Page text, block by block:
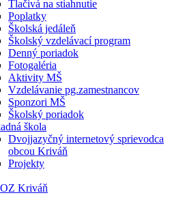
Tlačivá na stiahnutie
Poplatky
Školská jedáleň
Školský vzdelávací program
Denný poriadok
Fotogaléria
Aktivity MŠ
Vzdelávanie pg.zamestnancov
Sponzori MŠ
Školský poriadok
škola
Dvojjazyčný internetový sprievodca
obcou Kriváň
Projekty
Kriváň